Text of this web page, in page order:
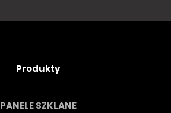
Produkty
PANELE SZKLANE